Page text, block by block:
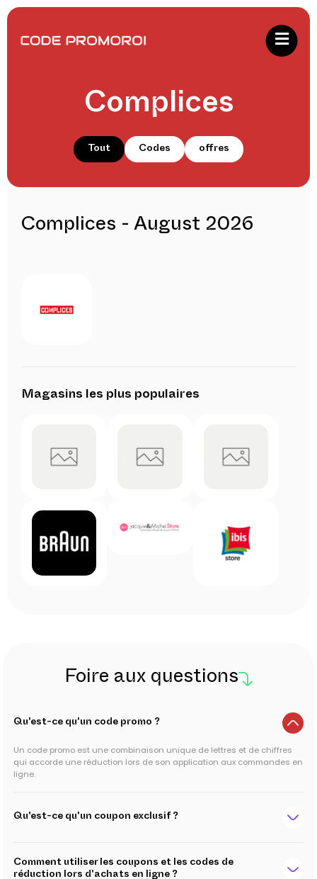
Complices
Tout Codes offres
Complices - August 2026
Magasins les plus populaires
Foire aux questions
Qu'est-ce qu'un code promo ?
Un code promo est une combinaison unique de lettres et de chiffres
qui accorde une réduction lors de son application aux commandes en
ligne.
Qu'est-ce qu'un coupon exclusif ?
Comment utiliser les coupons et les codes de
réduction lors d'achats en ligne ?